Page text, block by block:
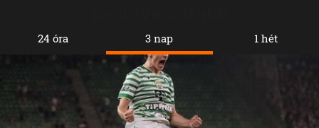
24 óra 3 nap 1 hét